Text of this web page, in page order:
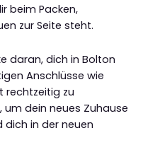
beim Packen,
zur Seite steht.
daran, dich in Bolton
Anschlüsse wie
rechtzeitig zu
dein neues Zuhause
dich in der neuen